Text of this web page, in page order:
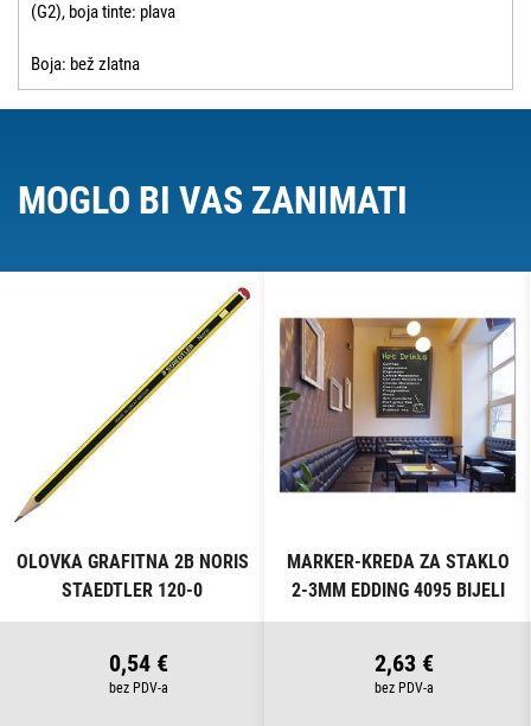
(G2), boja tinte: plava
Boja: bež zlatna
MOGLO BI VAS ZANIMATI
OLOVKA GRAFITNA 2B NORIS
STAEDTLER 120-0
0,54 €
MARKER-KREDA ZA STAKLO
2-3MM EDDING 4095 BIJELI
2,63 €